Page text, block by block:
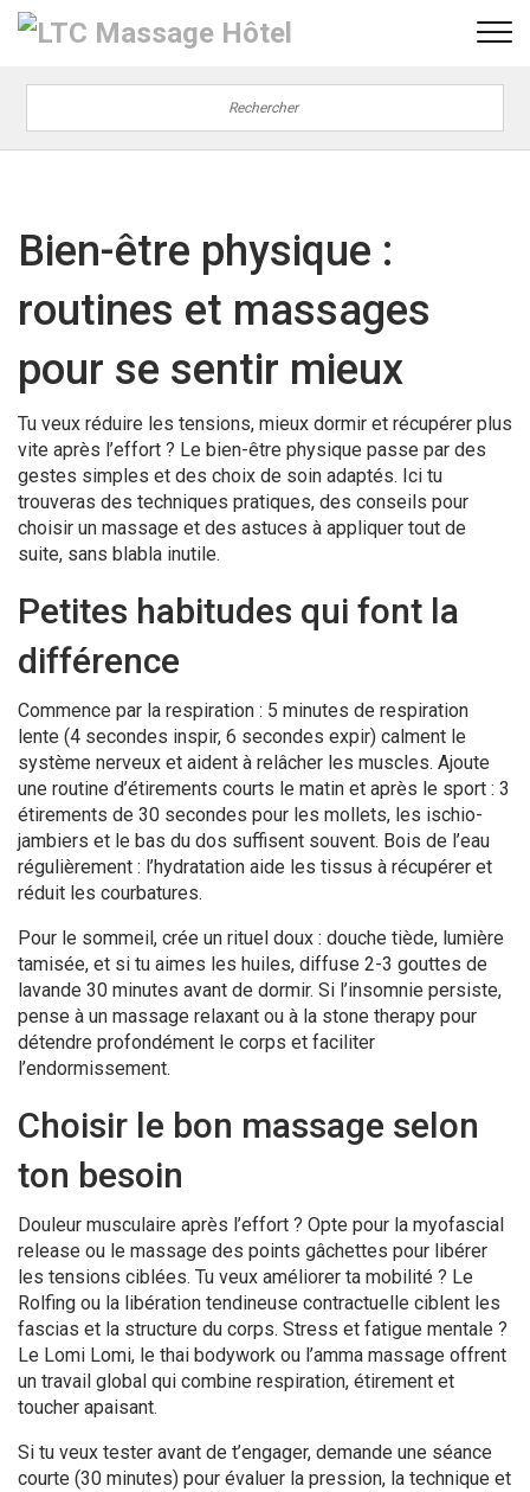
Bien-être physique :
routines et massages
pour se sentir mieux
Tu veux réduire les tensions, mieux dormir et récupérer plus
vite après l’effort ? Le bien-être physique passe par des
gestes simples et des choix de soin adaptés. Ici tu
trouveras des techniques pratiques, des conseils pour
choisir un massage et des astuces à appliquer tout de
suite, sans blabla inutile.
Petites habitudes qui font la
différence
Commence par la respiration : 5 minutes de respiration
lente (4 secondes inspir, 6 secondes expir) calment le
système nerveux et aident à relâcher les muscles. Ajoute
une routine d’étirements courts le matin et après le sport : 3
étirements de 30 secondes pour les mollets, les ischio-
jambiers et le bas du dos suffisent souvent. Bois de l’eau
régulièrement : l’hydratation aide les tissus à récupérer et
réduit les courbatures.
Pour le sommeil, crée un rituel doux : douche tiède, lumière
tamisée, et si tu aimes les huiles, diffuse 2-3 gouttes de
lavande 30 minutes avant de dormir. Si l’insomnie persiste,
pense à un massage relaxant ou à la stone therapy pour
détendre profondément le corps et faciliter
l’endormissement.
Choisir le bon massage selon
ton besoin
Douleur musculaire après l’effort ? Opte pour la myofascial
release ou le massage des points gâchettes pour libérer
les tensions ciblées. Tu veux améliorer ta mobilité ? Le
Rolfing ou la libération tendineuse contractuelle ciblent les
fascias et la structure du corps. Stress et fatigue mentale ?
Le Lomi Lomi, le thai bodywork ou l’amma massage offrent
un travail global qui combine respiration, étirement et
toucher apaisant.
Si tu veux tester avant de t’engager, demande une séance
courte (30 minutes) pour évaluer la pression, la technique et